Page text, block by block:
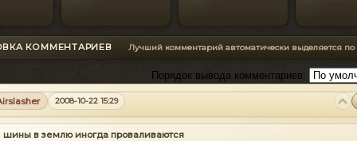
КОММЕНТАРИЕВ Лучший комментарий автоматически выделяется по
Порядок вывода комментариев:
2008-10-22 15:29
шины в землю иногда проваливаются